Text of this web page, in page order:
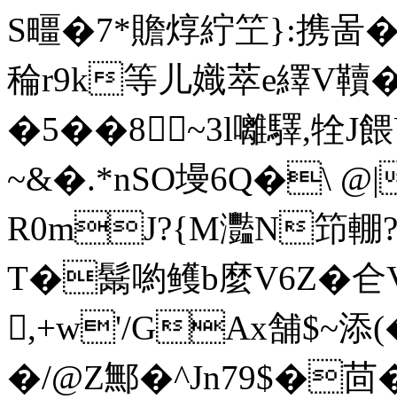
S疅�7*贍焞紵笁}:携
稐r9k等儿嬂萃e繹V
�5��8~3l囄驛,牷J
~&�.*nSO墁6Q�\
R0mJ?{M灩N笻
T�鬗喲鳠b麼V6Z�仺
,+w'/GAx舗$~添
�/@Z鄦�^Jn79$�茴